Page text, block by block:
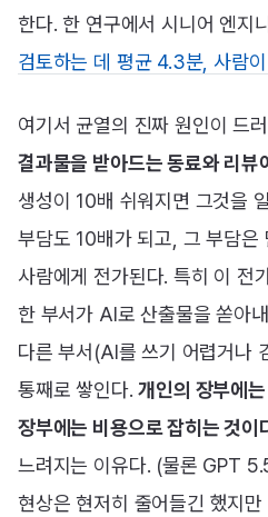
한다. 한 연구에서 시니어 엔지
검토하는 데 평균 4.3분, 사람
여기서 균열의 진짜 원인이 드
결과물을 받아드는 동료와 리뷰
생성이 10배 쉬워지면 그것을
부담도 10배가 되고, 그 부담은
사람에게 전가된다. 특히 이 전
한 부서가 AI로 산출물을 쏟아
다른 부서(AI를 쓰기 어렵거나
통째로 쌓인다.개인의 장부에
장부에는 비용으로 잡히는 것이
느려지는 이유다. (물론 GPT
현상은 현저히 줄어들긴 했지